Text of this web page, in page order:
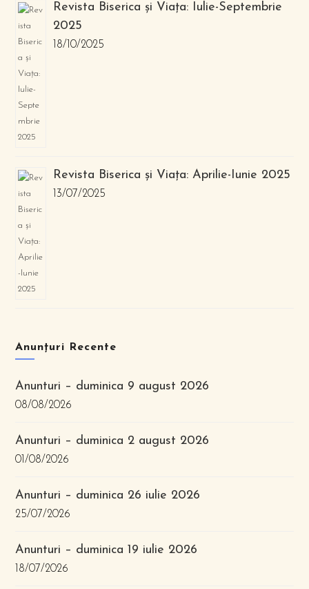
Revista Biserica și Viața: Iulie-Septembrie
2025
18/10/2025
Revista Biserica și Viața: Aprilie-Iunie 2025
13/07/2025
Anunțuri Recente
Anunturi – duminica 9 august 2026
08/08/2026
Anunturi – duminica 2 august 2026
01/08/2026
Anunturi – duminica 26 iulie 2026
25/07/2026
Anunturi – duminica 19 iulie 2026
18/07/2026